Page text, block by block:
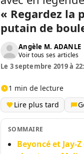
« Regardez la
putain de
Angèle M. ADANLE
Voir tous ses articles
Le 3 septembre 2019 à
1 min de lecture
Lire plus tard
SOMMAIRE
Beyoncé et Jay-